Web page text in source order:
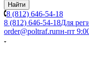
Найти
8 (812) 646-54-18
8 (812) 646-54-18Для
order@poltraf.ruпн-пт